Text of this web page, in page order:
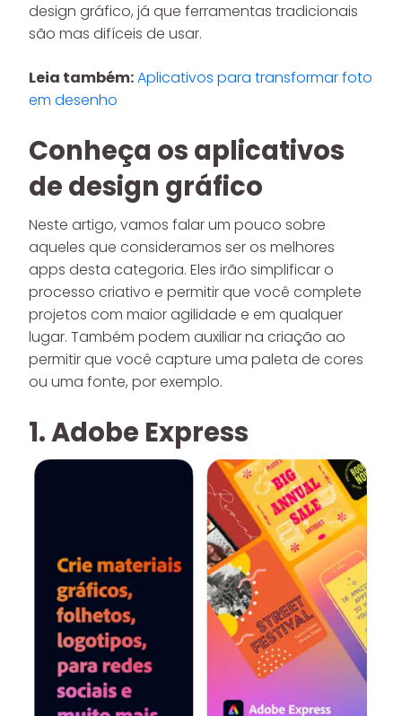
design gráfico, já que ferramentas tradicionais
são mas difíceis de usar.
Leia também:Aplicativos para transformar foto
em desenho
Conheça os aplicativos
de design gráfico
Neste artigo, vamos falar um pouco sobre
aqueles que consideramos ser os melhores
apps desta categoria. Eles irão simplificar o
processo criativo e permitir que você complete
projetos com maior agilidade e em qualquer
lugar. Também podem auxiliar na criação ao
permitir que você capture uma paleta de cores
ou uma fonte, por exemplo.
1. Adobe Express